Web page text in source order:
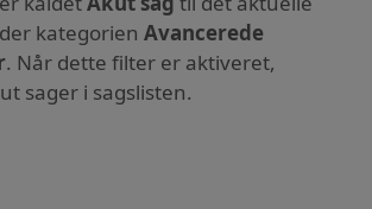
kategorienAvancerede
. Når dette filter er aktiveret,
sager i sagslisten.